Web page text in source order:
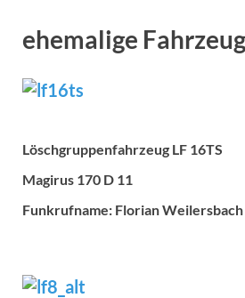
ehemalige
Löschgruppenfahrzeug LF 16TS
Magirus 170 D 11
Funkrufname: Florian